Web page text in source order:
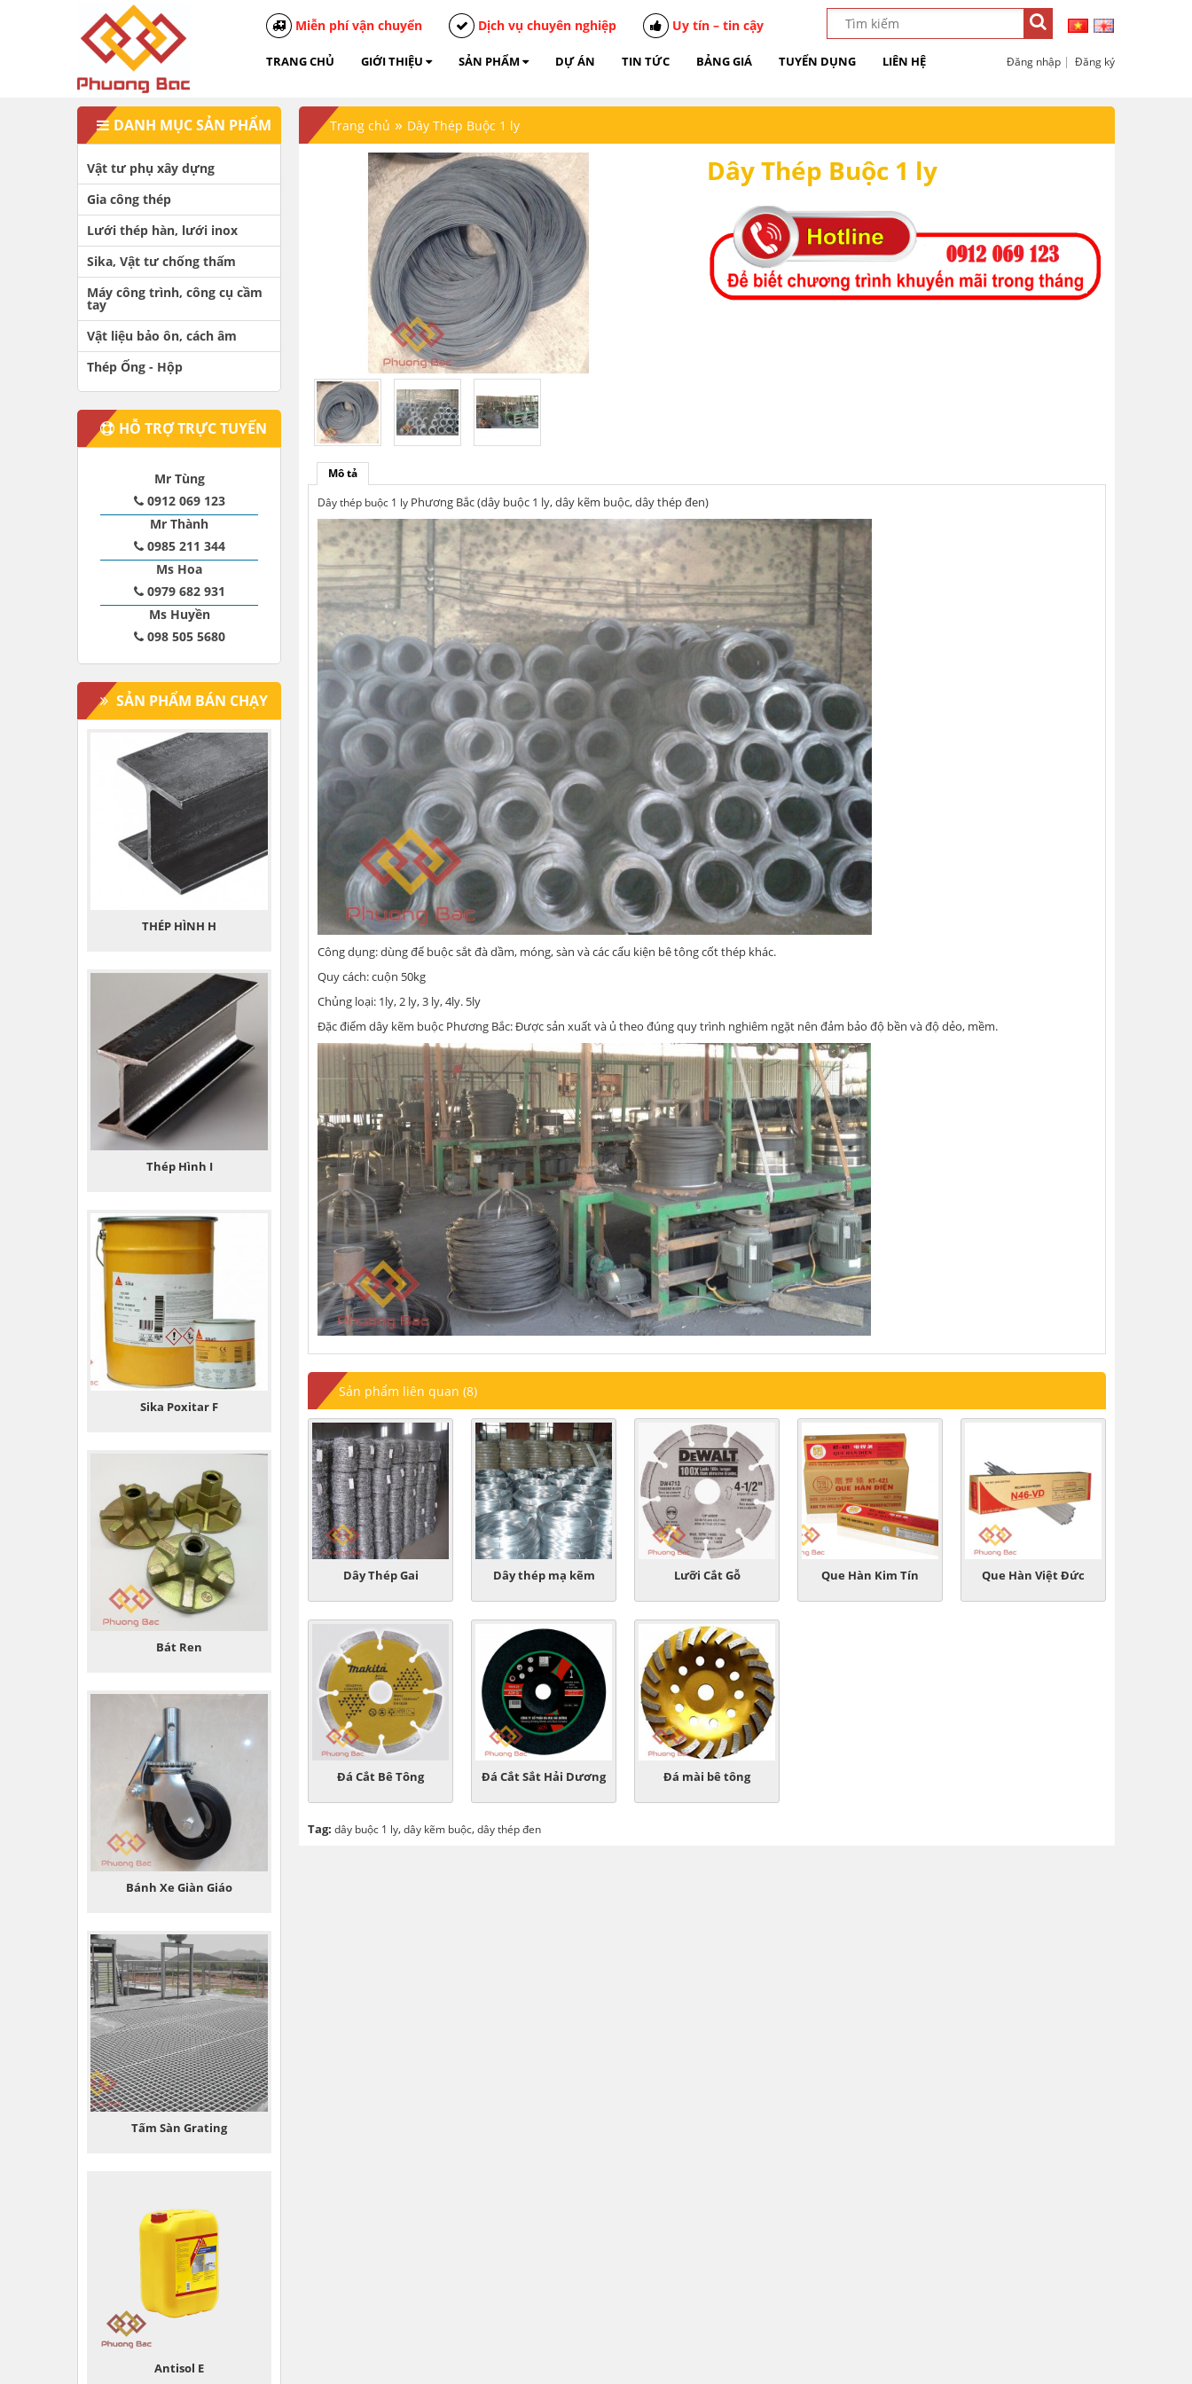
Miễn phí vận chuyển Dịch vụ chuyên nghiệp Uy tín – tin cậy
TRANG CHỦ GIỚI THIỆU SẢN PHẨM DỰ ÁN TIN TỨC BẢNG GIÁ TUYỂN DỤNG LIÊN HỆ Đăng nhập| Đăng ký
DANH MỤC SẢN PHẨM
Vật tư phụ xây dựng
Gia công thép
Lưới thép hàn, lưới inox
Sika, Vật tư chống thấm
Máy công trình, công cụ cầm
tay
Vật liệu bảo ôn, cách âm
Thép Ống - Hộp
HỖ TRỢ TRỰC TUYẾN
Mr Tùng
0912 069 123
Mr Thành
0985 211 344
Ms Hoa
0979 682 931
Ms Huyền
098 505 5680
SẢN PHẨM BÁN CHẠY
THÉP HÌNH H
Thép Hình I
Sika Poxitar F
Bát Ren
Bánh Xe Giàn Giáo
Tấm Sàn Grating
Antisol E
Trang chủ » Dây Thép Buộc 1 ly
Dây Thép Buộc 1 ly
Mô tả
Dây thép buộc 1 ly Phương Bắc (dây buộc 1 ly, dây kẽm buộc, dây thép đen)
Công dụng: dùng để buộc sắt đà dầm, móng, sàn và các cấu kiện bê tông cốt thép khác.
Quy cách: cuộn 50kg
Chủng loại: 1ly, 2 ly, 3 ly, 4ly. 5ly
Đặc điểm dây kẽm buộc Phương Bắc: Được sản xuất và ủ theo đúng quy trình nghiêm ngặt nên đảm bảo độ bền và độ dẻo, mềm.
Sản phẩm liên quan (8)
Dây Thép Gai Dây thép mạ kẽm Lưỡi Cắt Gỗ Que Hàn Kim Tín Que Hàn Việt Đức
Đá Cắt Bê Tông Đá Cắt Sắt Hải Dương Đá mài bê tông
Tag: dây buộc 1 ly,dây kẽm buộc,dây thép đen